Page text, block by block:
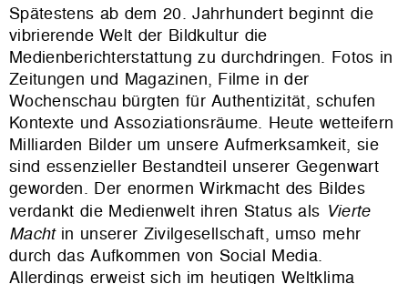
Spätestens ab dem 20. Jahrhundert beginnt die
vibrierende Welt der Bildkultur die
Medienberichterstattung zu durchdringen. Fotos in
Zeitungen und Magazinen, Filme in der
Wochenschau bürgten für Authentizität, schufen
Kontexte und Assoziationsräume. Heute wetteifern
Milliarden Bilder um unsere Aufmerksamkeit, sie
sind essenzieller Bestandteil unserer Gegenwart
geworden. Der enormen Wirkmacht des Bildes
verdankt die Medienwelt ihren Status als Vierte
Machtin unserer Zivilgesellschaft, umso mehr
durch das Aufkommen von Social Media.
Allerdings erweist sich im heutigen Weltklima